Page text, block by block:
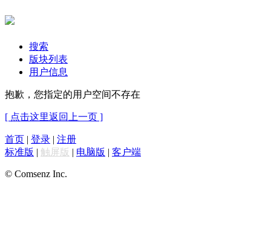
搜索
版块列表
用户信息
抱歉，您指定的用户空间不存在
[ 点击这里返回上一页 ]
首页 | 登录 | 注册
标准版 | 触屏版 | 电脑版 | 客户端
© Comsenz Inc.